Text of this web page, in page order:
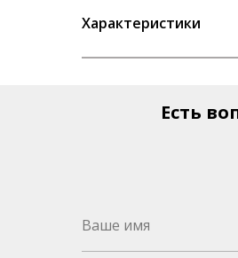
Характеристики
Есть